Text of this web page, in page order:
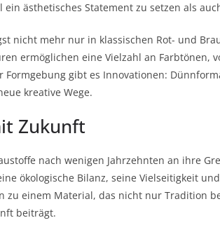
ein ästhetisches Statement zu setzen als
nicht mehr nur in klassischen Rot- und
ermöglichen eine Vielzahl an Farbtönen,
Formgebung gibt es Innovationen:
kreative Wege.
Zukunft
nach wenigen Jahrzehnten an ihre
ökologische Bilanz, seine Vielseitigkeit
zu einem Material, das nicht nur Tradition
beiträgt.